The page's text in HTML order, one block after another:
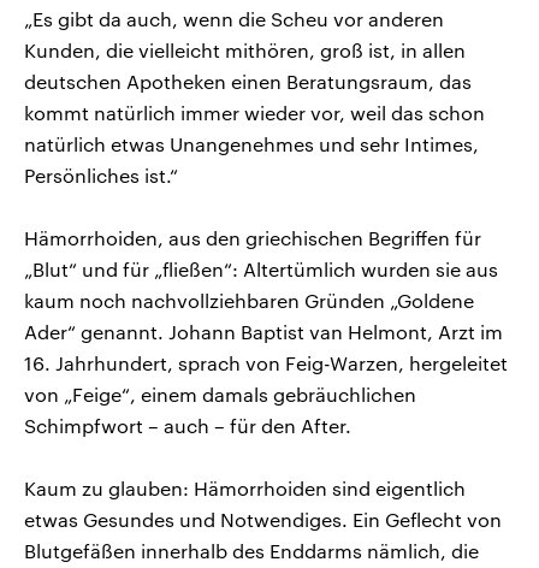
„Es gibt da auch, wenn die Scheu vor anderen
Kunden, die vielleicht mithören, groß ist, in allen
deutschen Apotheken einen Beratungsraum, das
kommt natürlich immer wieder vor, weil das schon
natürlich etwas Unangenehmes und sehr Intimes,
Persönliches ist.“
Hämorrhoiden, aus den griechischen Begriffen für
„Blut“ und für „fließen“: Altertümlich wurden sie aus
kaum noch nachvollziehbaren Gründen „Goldene
Ader“ genannt. Johann Baptist van Helmont, Arzt im
16. Jahrhundert, sprach von Feig-Warzen, hergeleitet
von „Feige“, einem damals gebräuchlichen
Schimpfwort – auch – für den After.
Kaum zu glauben: Hämorrhoiden sind eigentlich
etwas Gesundes und Notwendiges. Ein Geflecht von
Blutgefäßen innerhalb des Enddarms nämlich, die